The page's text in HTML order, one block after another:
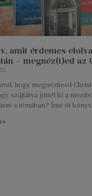
amit érdemes
– megnéz(t)ed az
hogy megnézhesd
szájtátva jöttél ki a
a témában? Íme öt
»